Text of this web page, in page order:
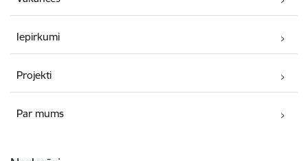
Iepirkumi
Projekti
Par mums